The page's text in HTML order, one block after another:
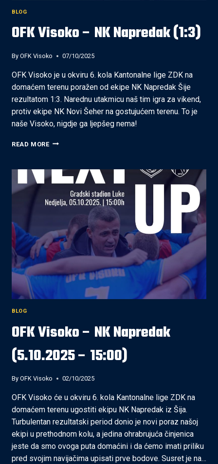
BLOG
OFK Visoko – NK Napredak (1:3)
By OFK Visoko 07/10/2025
OFK Visoko je u okviru 6. kola Kantonalne lige ZDK na
domaćem terenu poražen od ekipe NK Napredak Šije
rezultatom 1:3. Narednu utakmicu naš tim igra za vikend,
protiv ekipe NK Novi Šeher na gostujućem terenu. To je
naše Visoko, nigdje ga ljepšeg nema!
READ MOREOFK
NK
NAPREDAK
BLOG
OFK Visoko – NK Napredak
(5.10.2025 – 15:00)
By OFK Visoko 02/10/2025
OFK Visoko će u okviru 6. kola Kantonalne lige ZDK na
domaćem terenu ugostiti ekipu NK Napredak iz Šija.
Turbulentan rezultatski period donio je novi poraz našoj
ekipi u prethodnom kolu, a jedina ohrabrujuća činjenica
jeste da smo ovoga puta domaćini i da ćemo imati priliku
pred svojim navijačima upisati prve bodove. Susret je na…